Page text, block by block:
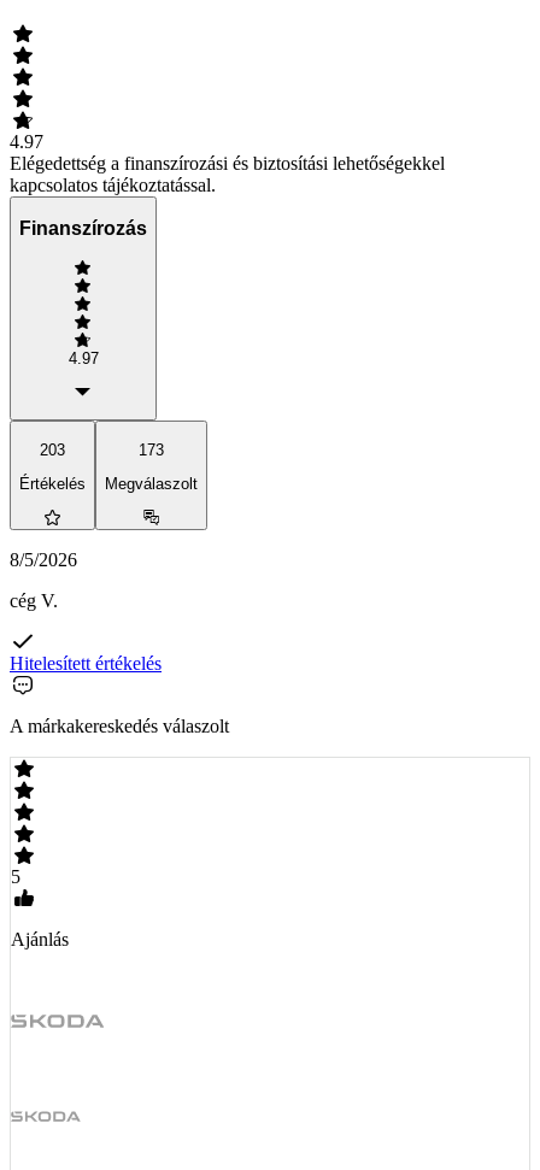
4.97
Elégedettség a finanszírozási és biztosítási lehetőségekkel
kapcsolatos tájékoztatással.
Finanszírozás
4.97
203
Értékelés
173
Megválaszolt
8/5/2026
cég V.
Hitelesített értékelés
A márkakereskedés válaszolt
5
Ajánlás